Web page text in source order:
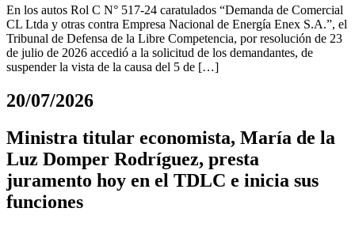
En los autos Rol C N° 517-24 caratulados “Demanda de Comercial
CL Ltda y otras contra Empresa Nacional de Energía Enex S.A.”, el
Tribunal de Defensa de la Libre Competencia, por resolución de 23
de julio de 2026 accedió a la solicitud de los demandantes, de
suspender la vista de la causa del 5 de […]
20/07/2026
Ministra titular economista, María de la
Luz Domper Rodríguez, presta
juramento hoy en el TDLC e inicia sus
funciones